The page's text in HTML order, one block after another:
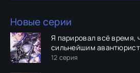
Новые серии
Я парировал всё время,
сильнейшим
12 серия